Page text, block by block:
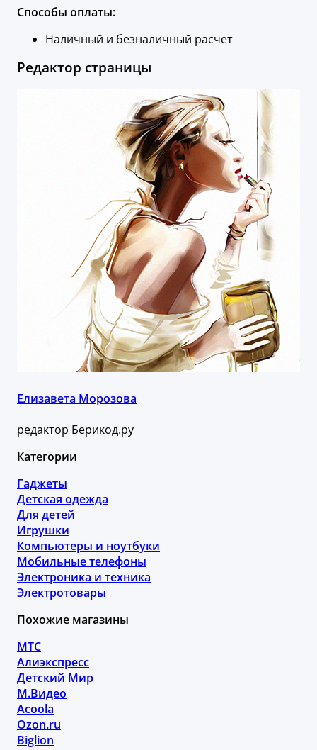
Способы оплаты:
Наличный и безналичный расчет
Редактор страницы
Елизавета Морозова
редактор Берикод.ру
Категории
Гаджеты
Детская одежда
Для детей
Игрушки
Компьютеры и ноутбуки
Мобильные телефоны
Электроника и техника
Электротовары
Похожие магазины
МТС
Алиэкспресс
Детский Мир
М.Видео
Acoola
Ozon.ru
Biglion